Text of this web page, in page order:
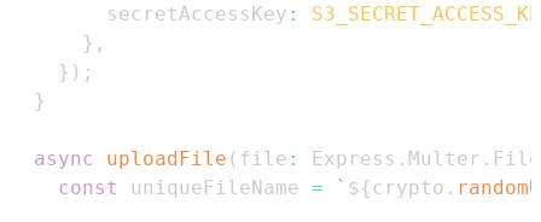
        secretAccessKey
:
} ,
} ) ;
}
async uploadFile ( file : Express . Multer . File
const
uniqueFileName = ` ${ crypto .